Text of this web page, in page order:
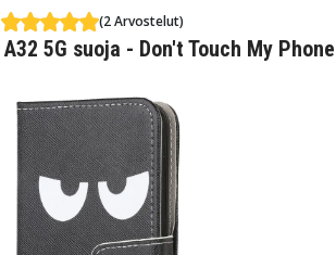
(2 Arvostelut)
5G suoja - Don't Touch My Phone